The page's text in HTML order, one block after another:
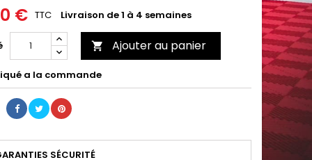
€ TTC Livraison de 1 à 4 semaines
 Ajouter au panier
a la commande
SÉCURITÉ